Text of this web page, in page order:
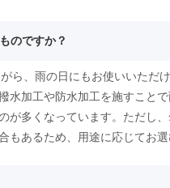
のですか？
ら、雨の日にもお使いいただ
水加工や防水加工を施すこと
が多くなっています。ただし
もあるため、用途に応じてお